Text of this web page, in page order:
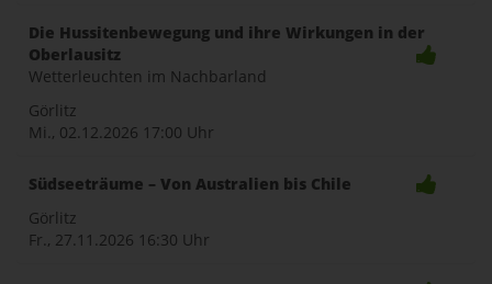
Die Hussitenbewegung und ihre Wirkungen in der
Oberlausitz
Wetterleuchten im Nachbarland
Görlitz
Mi., 02.12.2026 17:00 Uhr
Südseeträume – Von Australien bis Chile
Görlitz
Fr., 27.11.2026 16:30 Uhr